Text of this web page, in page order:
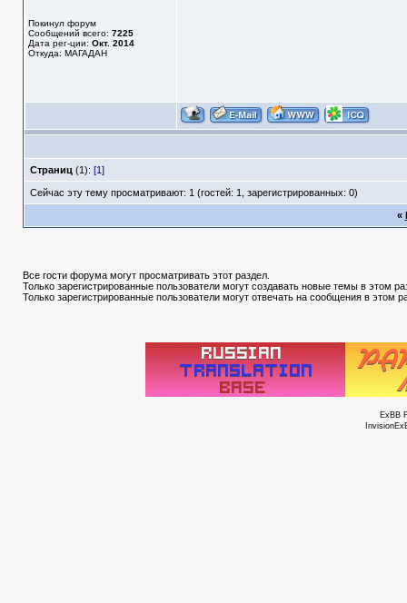
Покинул форум
Сообщений всего: 7225
Дата рег-ции: Окт. 2014
Откуда: МАГАДАН
Страниц (1): [1]
Сейчас эту тему просматривают: 1 (гостей: 1, зарегистрированных: 0)
«
Все гости форума могут просматривать этот раздел.
Только зарегистрированные пользователи могут создавать новые темы в этом
Только зарегистрированные пользователи могут отвечать на сообщения в этом
ExBB